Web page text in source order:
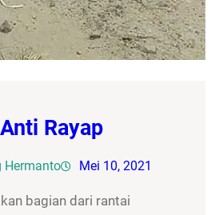
Rayap
Hermanto Mei 10, 2021
bagian dari rantai